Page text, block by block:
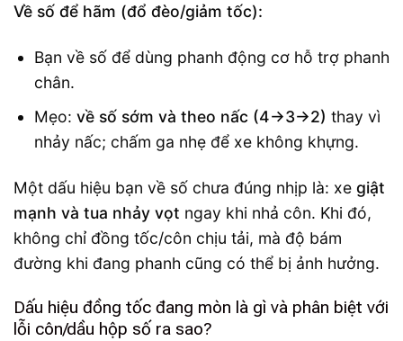
Về số để hãm (đổ đèo/giảm tốc):
Bạn về số để dùng phanh động cơ hỗ trợ phanh
chân.
Mẹo: về số sớm và theo nấc (4→3→2) thay vì
nhảy nấc; chấm ga nhẹ để xe không khựng.
Một dấu hiệu bạn về số chưa đúng nhịp là: xe giật
mạnh và tua nhảy vọt ngay khi nhả côn. Khi đó,
không chỉ đồng tốc/côn chịu tải, mà độ bám
đường khi đang phanh cũng có thể bị ảnh hưởng.
Dấu hiệu đồng tốc đang mòn là gì và phân biệt với
lỗi côn/dầu hộp số ra sao?